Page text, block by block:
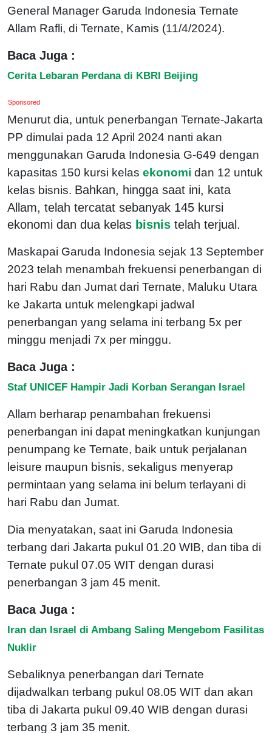
General Manager Garuda Indonesia Ternate
Allam Rafli, di Ternate, Kamis (11/4/2024).
Baca Juga :
Cerita Lebaran Perdana di KBRI Beijing
Sponsored
Menurut dia, untuk penerbangan Ternate-Jakarta
PP dimulai pada 12 April 2024 nanti akan
menggunakan Garuda Indonesia G-649 dengan
kapasitas 150 kursi kelas ekonomi dan 12 untuk
kelas bisnis. Bahkan, hingga saat ini, kata
Allam, telah tercatat sebanyak 145 kursi
ekonomi dan dua kelas bisnis telah terjual.
Maskapai Garuda Indonesia sejak 13 September
2023 telah menambah frekuensi penerbangan di
hari Rabu dan Jumat dari Ternate, Maluku Utara
ke Jakarta untuk melengkapi jadwal
penerbangan yang selama ini terbang 5x per
minggu menjadi 7x per minggu.
Baca Juga :
Staf UNICEF Hampir Jadi Korban Serangan Israel
Allam berharap penambahan frekuensi
penerbangan ini dapat meningkatkan kunjungan
penumpang ke Ternate, baik untuk perjalanan
leisure maupun bisnis, sekaligus menyerap
permintaan yang selama ini belum terlayani di
hari Rabu dan Jumat.
Dia menyatakan, saat ini Garuda Indonesia
terbang dari Jakarta pukul 01.20 WIB, dan tiba di
Ternate pukul 07.05 WIT dengan durasi
penerbangan 3 jam 45 menit.
Baca Juga :
Iran dan Israel di Ambang Saling Mengebom Fasilitas
Nuklir
Sebaliknya penerbangan dari Ternate
dijadwalkan terbang pukul 08.05 WIT dan akan
tiba di Jakarta pukul 09.40 WIB dengan durasi
terbang 3 jam 35 menit.